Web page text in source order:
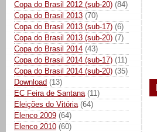
Copa do Brasil 2012 (sub-20) (84)
Copa do Brasil 2013 (70)
Copa do Brasil 2013 (sub-17) (6)
Copa do Brasil 2013 (sub-20) (7)
Copa do Brasil 2014 (43)
Copa do Brasil 2014 (sub-17) (11)
Copa do Brasil 2014 (sub-20) (35)
Download (13)
EC Feira de Santana (11)
Eleições do Vitória (64)
Elenco 2009 (64)
Elenco 2010 (60)